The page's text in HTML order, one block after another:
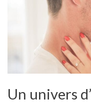
Un univers